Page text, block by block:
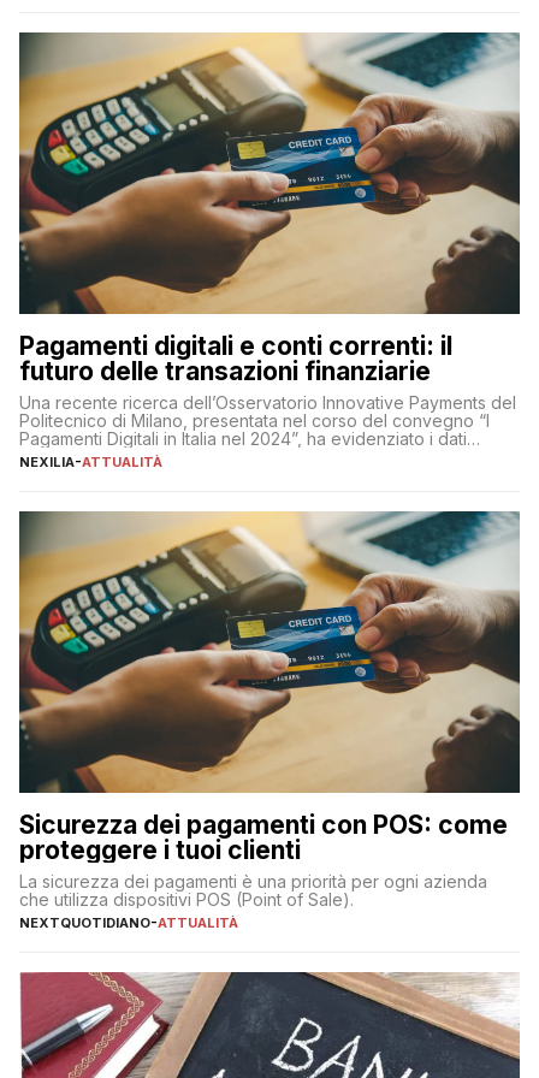
Pagamenti digitali e conti correnti: il
futuro delle transazioni finanziarie
Una recente ricerca dell’Osservatorio Innovative Payments del
Politecnico di Milano, presentata nel corso del convegno “I
Pagamenti Digitali in Italia nel 2024”, ha evidenziato i dati
definitivi del primo semestre 2024 relativamente alle
NEXILIA-ATTUALITÀ
Sicurezza dei pagamenti con POS: come
proteggere i tuoi clienti
La sicurezza dei pagamenti è una priorità per ogni azienda
che utilizza dispositivi POS (Point of Sale).
NEXTQUOTIDIANO-ATTUALITÀ